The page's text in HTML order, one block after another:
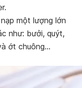
một lượng lớn
như: bưởi, quýt,
ớt chuông…